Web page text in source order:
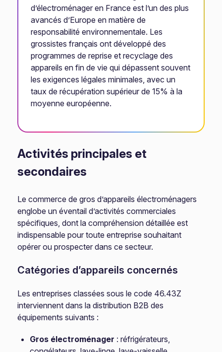
d’électroménager en France est l’un des plus
avancés d’Europe en matière de
responsabilité environnementale. Les
grossistes français ont développé des
programmes de reprise et recyclage des
appareils en fin de vie qui dépassent souvent
les exigences légales minimales, avec un
taux de récupération supérieur de 15% à la
moyenne européenne.
Activités principales et
secondaires
Le commerce de gros d’appareils électroménagers
englobe un éventail d’activités commerciales
spécifiques, dont la compréhension détaillée est
indispensable pour toute entreprise souhaitant
opérer ou prospecter dans ce secteur.
Catégories d’appareils concernés
Les entreprises classées sous le code 46.43Z
interviennent dans la distribution B2B des
équipements suivants :
Gros électroménager : réfrigérateurs,